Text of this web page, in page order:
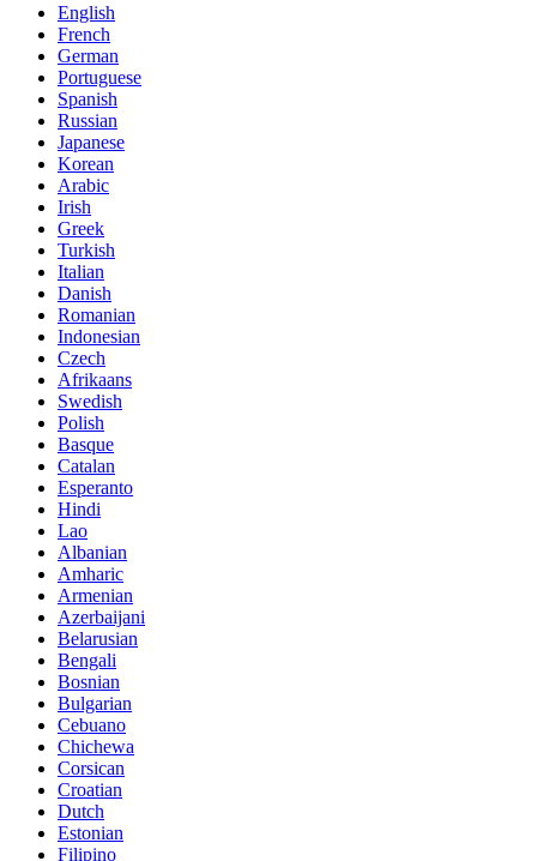
English
French
German
Portuguese
Spanish
Russian
Japanese
Korean
Arabic
Irish
Greek
Turkish
Italian
Danish
Romanian
Indonesian
Czech
Afrikaans
Swedish
Polish
Basque
Catalan
Esperanto
Hindi
Lao
Albanian
Amharic
Armenian
Azerbaijani
Belarusian
Bengali
Bosnian
Bulgarian
Cebuano
Chichewa
Corsican
Croatian
Dutch
Estonian
Filipino